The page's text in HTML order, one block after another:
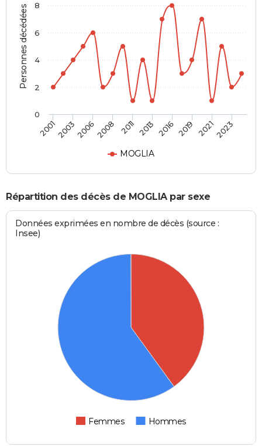
Personnes décédées
MOGLIA
2001200320062008 2011 2013 2016 2019 20212023
0
2
4
6
8
Répartition des décès de MOGLIA par sexe
Données exprimées en nombre de décès (source :
Insee)
Femmes Hommes